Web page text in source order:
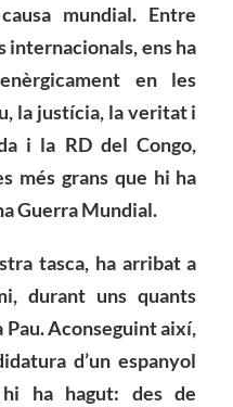
mundial. Entre
internacionals, ens ha
en les
la justícia, la veritat i
i la RD del Congo,
més grans que hi ha
Guerra Mundial.
tasca, ha arribat a
durant uns quants
Pau. Aconseguint així,
d’un espanyol
ha hagut: des de